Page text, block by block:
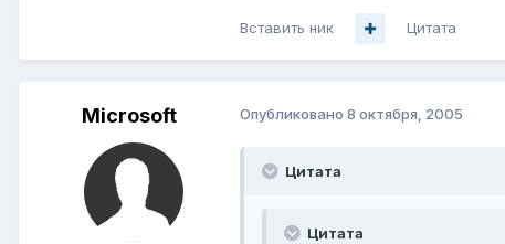
Вставить ник Цитата
Microsoft Опубликовано 8 октября, 2005
Цитата
Цитата